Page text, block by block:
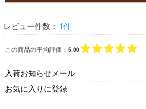
レビュー件数： 1件
この商品の平均評価： 5.00
入荷お知らせメール
お気に入りに登録